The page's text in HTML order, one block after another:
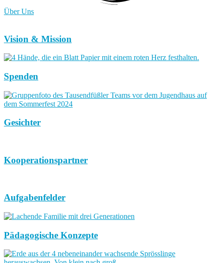
Über Uns
Vision & Mission
Spenden
Gesichter
Kooperationspartner
Aufgabenfelder
Pädagogische Konzepte